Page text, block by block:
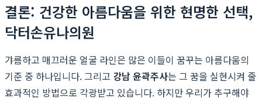
결론: 건강한 아름다움을 위한 현명한 선택,
닥터손유나의원
갸름하고 매끄러운 얼굴 라인은 많은 이들이 꿈꾸는 아름다움의
기준 중 하나입니다. 그리고 강남 윤곽주사는 그 꿈을 실현시켜 줄
효과적인 방법으로 각광받고 있습니다. 하지만 우리가 추구해야